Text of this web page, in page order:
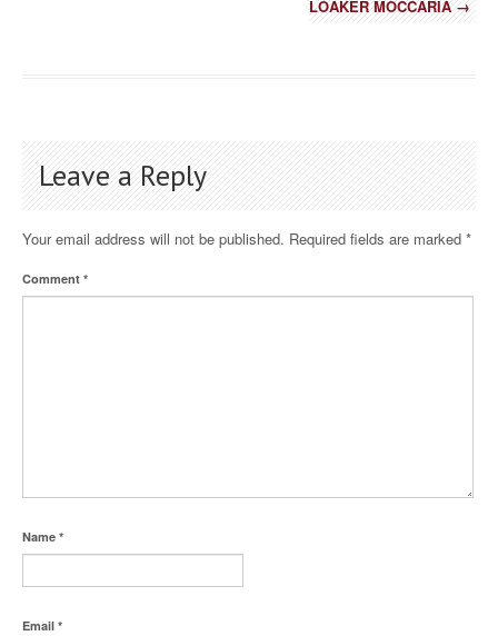
LOAKER MOCCARIA→
Leave a Reply
Your email address will not be published. Required fields are marked *
Comment *
Name *
Email *